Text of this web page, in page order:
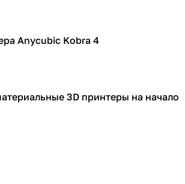
Anycubic Kobra 4
3D принтеры на начало